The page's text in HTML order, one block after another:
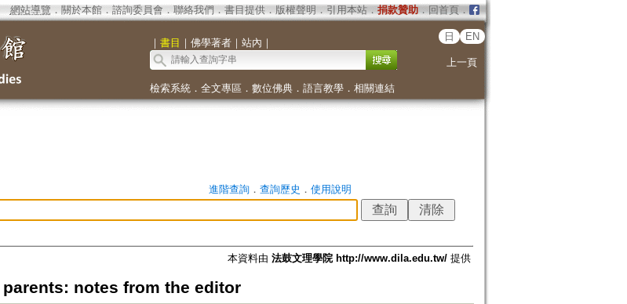
網站導覽 ． 關於本館． 諮詢委員會． 聯絡我們 ． 書目提供． 版權聲明 ． 引用本站． 捐款贊助．回首頁．
｜ 書目 ｜ 佛學著者｜ 站內 ｜
日 EN
上一頁
檢索系統． 全文專區 ． 數位佛典． 語言教學． 相關連結
進階查詢． 查詢歷史 ． 使用說明
本資料由 法鼓文理學院 http://www.dila.edu.tw/提供
notes from the editor